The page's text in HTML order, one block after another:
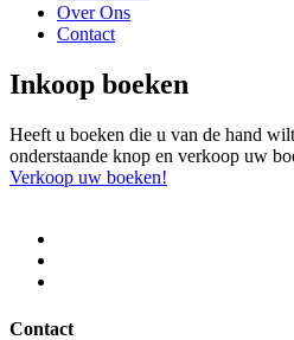
Over Ons
Contact
Inkoop boeken
Heeft u boeken die u van de hand
onderstaande knop en verkoop uw
Verkoop uw boeken!
Contact